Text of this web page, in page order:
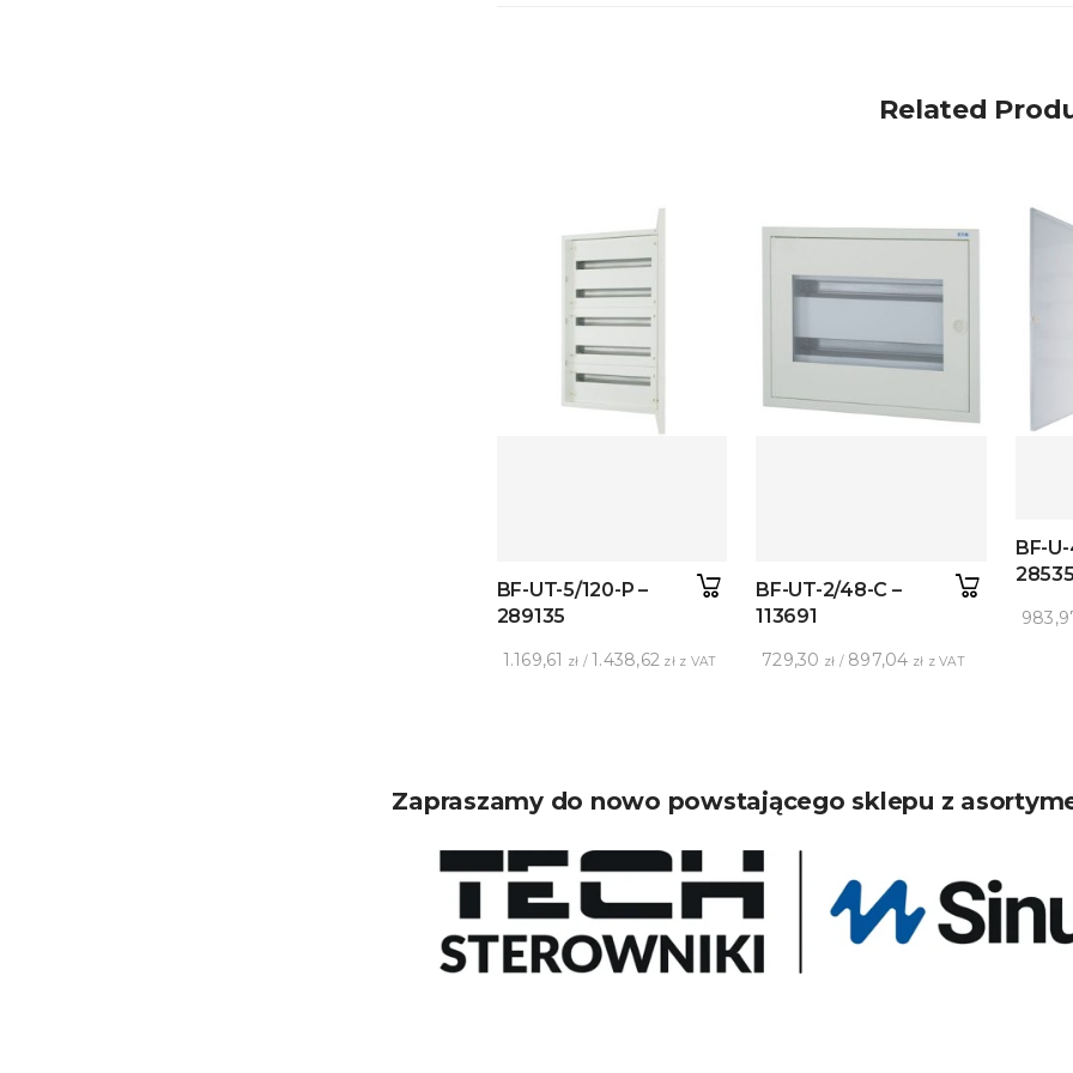
Related
BF-UT-5/120-P –
289135
1.169,61 zł / 1.438,62 zł z VAT
BF-UT-2/48-C –
113691
729,30 zł / 897,04 zł z VAT
BF-
Zapraszamy do nowo powstającego sklepu z